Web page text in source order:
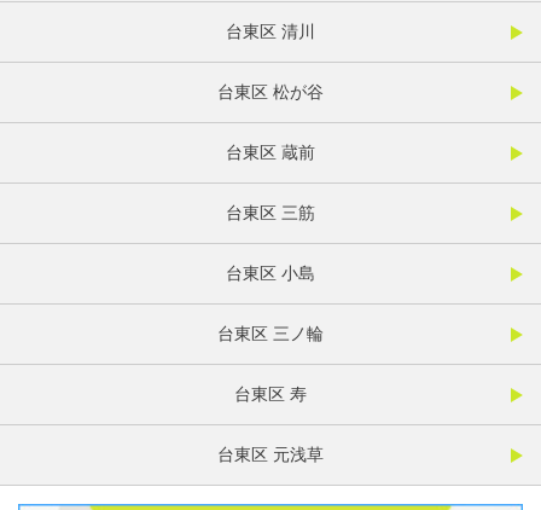
台東区 清川
台東区 松が谷
台東区 蔵前
台東区 三筋
台東区 小島
台東区 三ノ輪
台東区 寿
台東区 元浅草